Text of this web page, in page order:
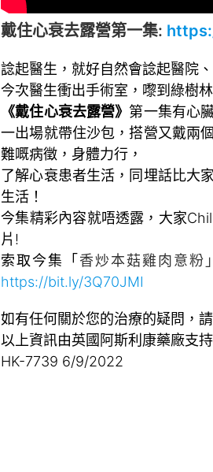
戴住心衰去露營第一集:
諗起醫生，就好自然會諗起醫院、
今次醫生衝出手術室，嚟到綠樹
《戴住心衰去露營》 第一集有心
一出場就帶住沙包，搭營又戴兩
難嘅病徵，身體力行，
了解心衰患者生活，同埋話比大
生活！
今集精彩內容就唔透露，大家
片!
索取今集「香炒本菇雞肉意粉」
https://bit.ly/3Q70JMI
如有任何關於您的治療的疑問，
以上資訊由英國阿斯利康藥廠支持
HK-7739 6/9/2022